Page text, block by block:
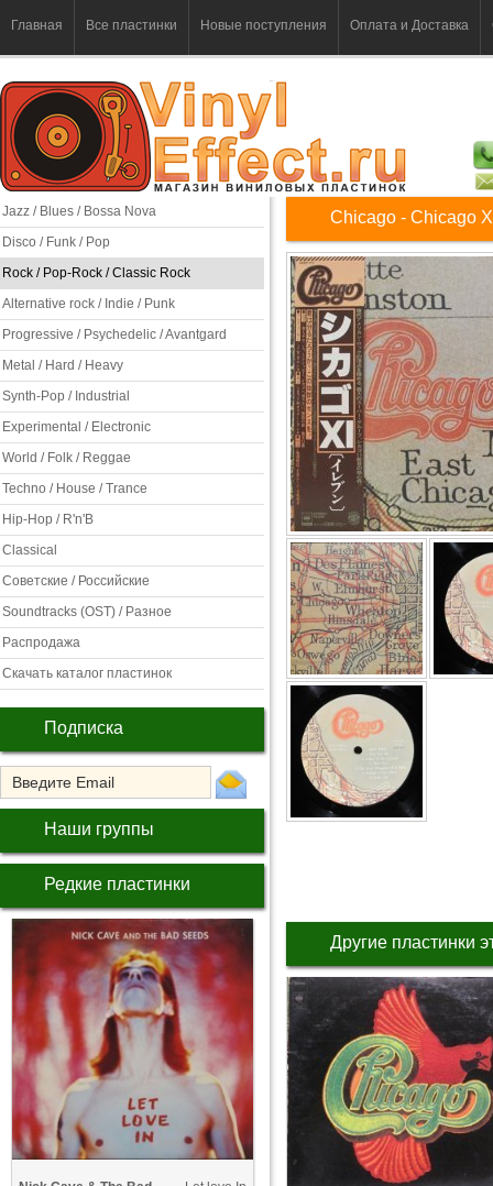
Главная Все пластинки Новые поступления Оплата и Доставка
Jazz / Blues / Bossa Nova
Disco / Funk / Pop
Rock / Pop-Rock / Classic Rock
Alternative rock / Indie / Punk
Progressive / Psychedelic / Avantgard
Metal / Hard / Heavy
Synth-Pop / Industrial
Experimental / Electronic
World / Folk / Reggae
Techno / House / Trance
Hip-Hop / R'n'B
Classical
Советские / Российские
Soundtracks (OST) / Разное
Распродажа
Скачать каталог пластинок
Подписка
Наши группы
Редкие пластинки
Chicago - Chicago
Другие пластинки